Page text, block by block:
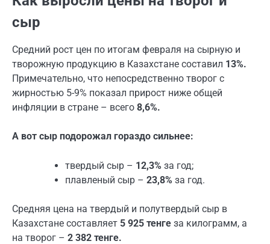
сыр
Средний рост цен по итогам февраля на сырную и
творожную продукцию в Казахстане составил 13%.
Примечательно, что непосредственно творог с
жирностью 5-9% показал прирост ниже общей
инфляции в стране – всего 8,6%.
А вот сыр подорожал гораздо сильнее:
твердый сыр – 12,3% за год;
плавленый сыр – 23,8% за год.
Средняя цена на твердый и полутвердый сыр в
Казахстане составляет 5 925 тенге за килограмм, а
на творог – 2 382 тенге.